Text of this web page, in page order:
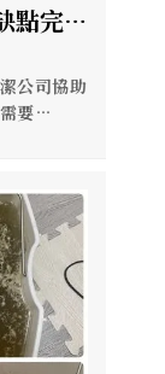
點完整
雄到
公司協助
要